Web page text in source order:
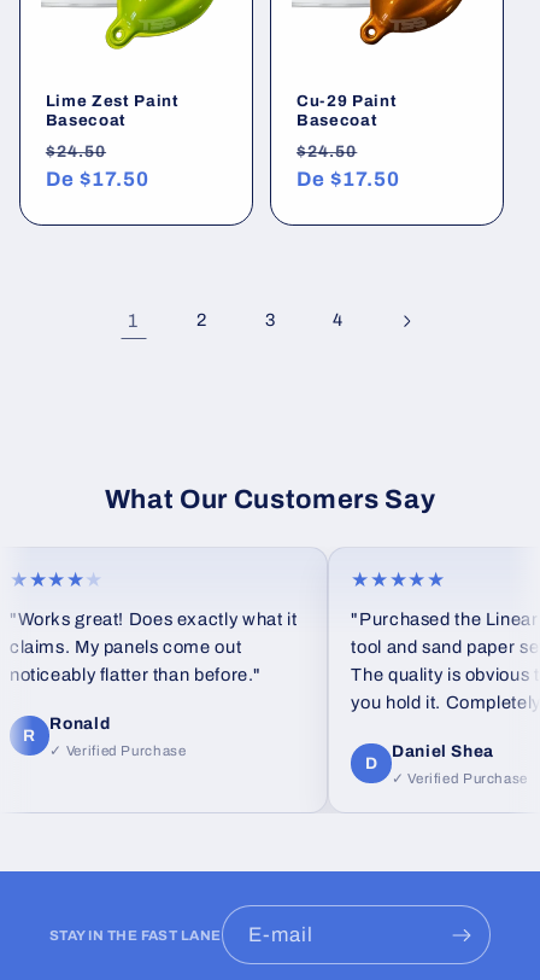
Lime Zest Paint
Basecoat
Preço
normal
$24.50
promocional
De $17.50
Cu-29 Paint
Basecoat
Preço
normal
$24.50
promocional
De$17.50
1 2 3 4
What Our Customers Say
★
great! Does exactly what it
My panels come out
flatter than before."
Ronald
✓ Verified Purchase
★★★★★
"Purchased the Linear
tool and sand paper set as
The quality is obvious the
you hold it. Completely
Daniel Shea
✓ Verified Purchase
STAY IN THE FAST LANE E-mail